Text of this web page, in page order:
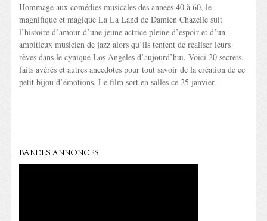
Hommage aux comédies musicales des années 40 à 60, le
magnifique et magique La La Land de Damien Chazelle suit
l’histoire d’amour d’une jeune actrice pleine d’espoir et d’un
ambitieux musicien de jazz alors qu’ils tentent de réaliser leurs
rêves dans le cynique Los Angeles d’aujourd’hui. Voici 20 secrets,
faits avérés et autres anecdotes pour tout savoir de la création de ce
petit bijou d’émotions. Le film sort en salles ce 25 janvier.
BANDES ANNONCES